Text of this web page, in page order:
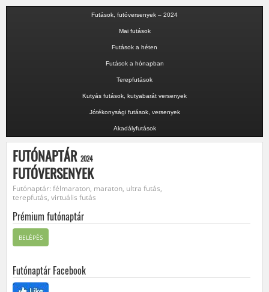
Futások, futóversenyek – 2024
Mai futások
Futások a héten
Futások a hónapban
Terepfutások
Kutyás futások, kutyabarát versenyek
Jótékonysági futások, versenyek
Akadályfutások
FUTÓNAPTÁR 2024
FUTÓVERSENYEK
Futónaptár: félmaraton, maraton, ultra futás,
terepfutás, virtuális futás
Prémium futónaptár
BELÉPÉS
Futónaptár Facebook